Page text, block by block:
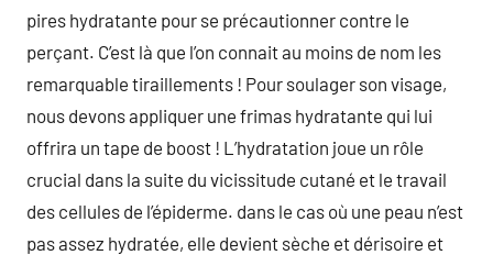
pires hydratante pour se précautionner contre le
perçant. C’est là que l’on connait au moins de nom les
remarquable tiraillements ! Pour soulager son visage,
nous devons appliquer une frimas hydratante qui lui
offrira un tape de boost ! L’hydratation joue un rôle
crucial dans la suite du vicissitude cutané et le travail
des cellules de l’épiderme. dans le cas où une peau n’est
pas assez hydratée, elle devient sèche et dérisoire et